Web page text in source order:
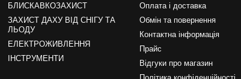
БЛИСКАВКОЗАХИСТ
ЗАХИСТ ДАХУ ВІД СНІГУ ТА
ЛЬОДУ
ЕЛЕКТРОЖИВЛЕННЯ
ІНСТРУМЕНТИ
Оплата і доставка
Обмін та повернення
Контактна інформація
Прайс
Відгуки про магазин